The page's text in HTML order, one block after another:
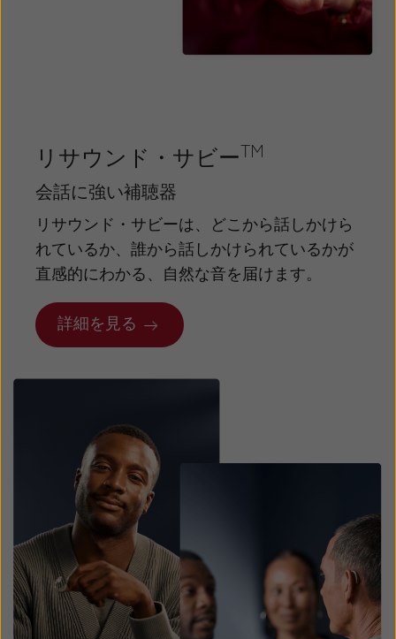
リサウンド・サビーTM
会話に強い補聴器
リサウンド・サビーは、どこから話しかけら
れているか、誰から話しかけられているかが
直感的にわかる、自然な音を届けます。
詳細を見る